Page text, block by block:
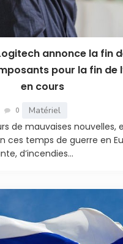
annonce la fin
pour la fin de
en cours
0 Matériel
de mauvaises nouvelles,
ces temps de guerre en
d’incendies...